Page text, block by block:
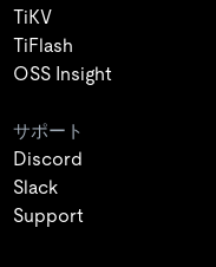
TiKV
TiFlash
OSS Insight
サポート
Discord
Slack
Support